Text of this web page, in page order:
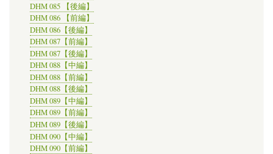
DHM 085 【後編】
DHM 086 【前編】
DHM 086【後編】
DHM 087【前編】
DHM 087【後編】
DHM 088【中編】
DHM 088【前編】
DHM 088【後編】
DHM 089【中編】
DHM 089【前編】
DHM 089【後編】
DHM 090【中編】
DHM 090【前編】